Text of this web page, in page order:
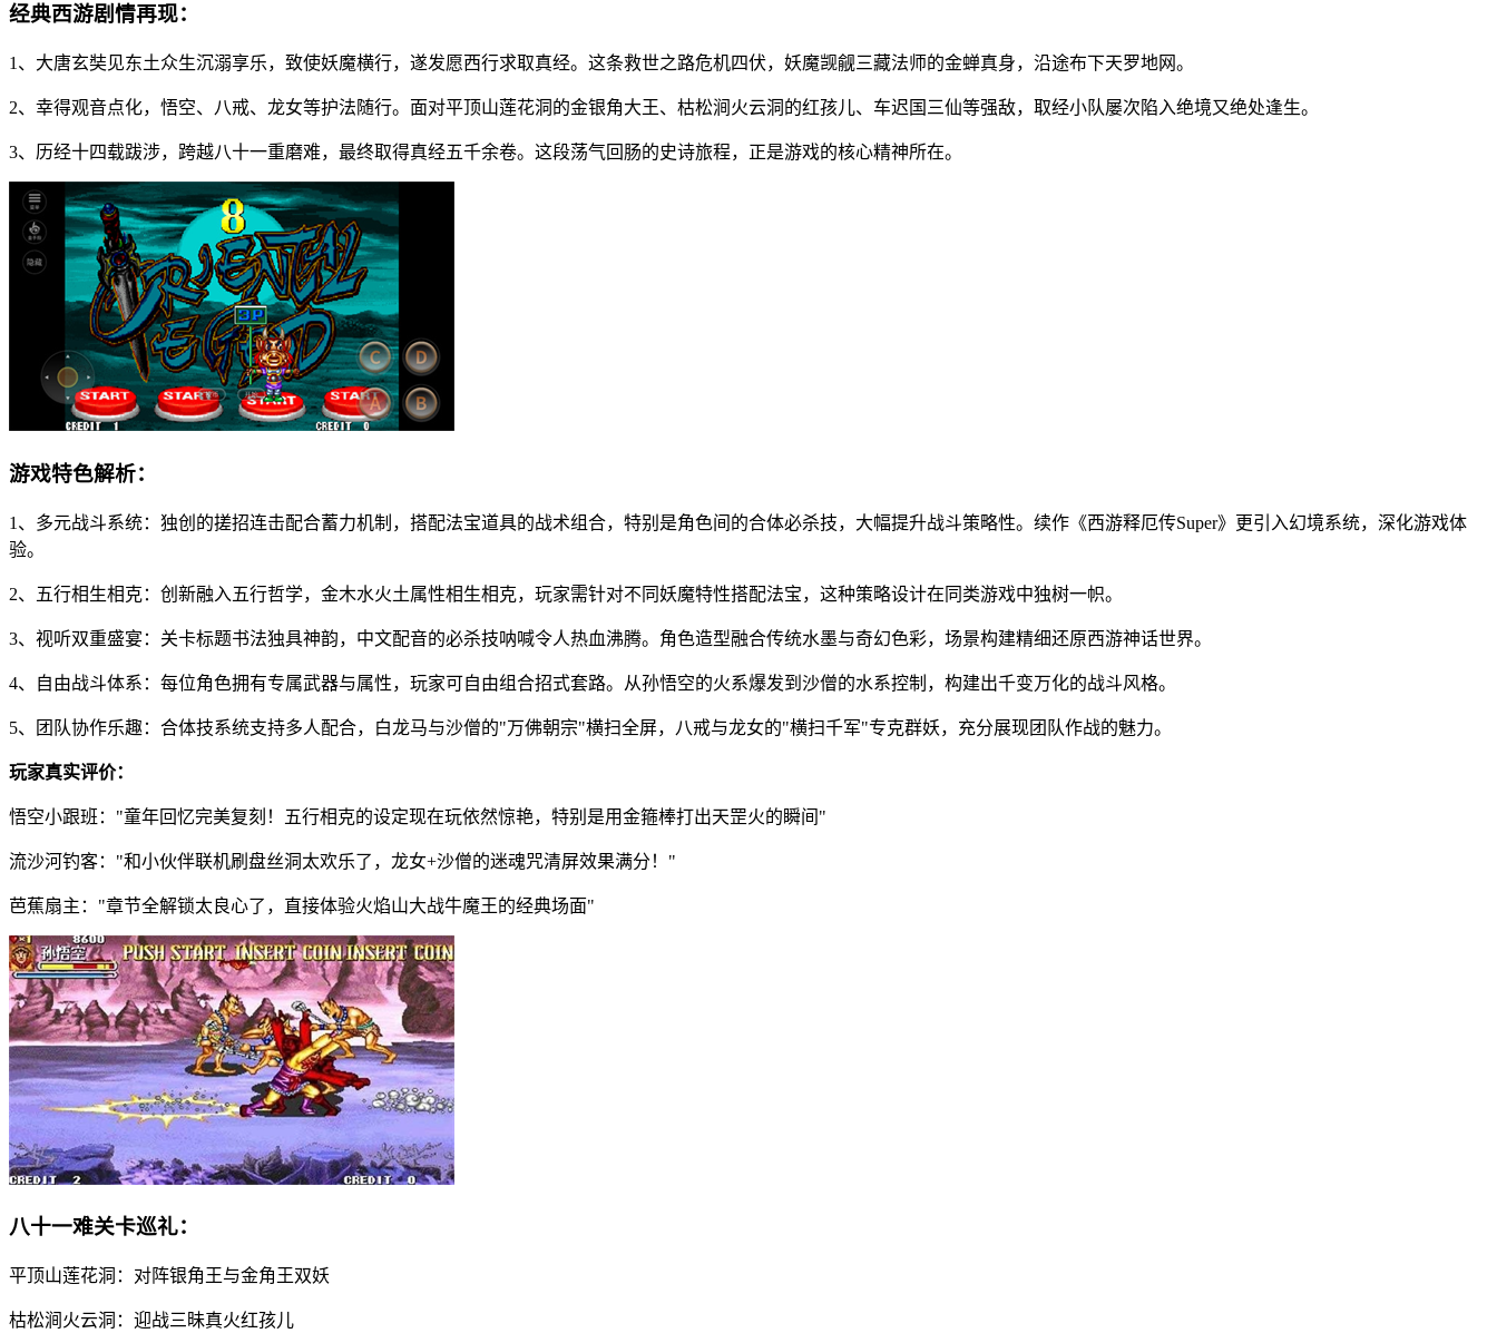
经典西游剧情再现：
1、大唐玄奘见东土众生沉溺享乐，致使妖魔横行，遂发愿西行求取真经。这条救世之路危机四伏，妖魔觊觎三藏法师的金蝉真身，沿途布下天罗地网。
2、幸得观音点化，悟空、八戒、龙女等护法随行。面对平顶山莲花洞的金银角大王、枯松涧火云洞的红孩儿、车迟国三仙等强敌，取经小队屡次陷入绝境又绝处逢生。
3、历经十四载跋涉，跨越八十一重磨难，最终取得真经五千余卷。这段荡气回肠的史诗旅程，正是游戏的核心精神所在。
游戏特色解析：
1、多元战斗系统：独创的搓招连击配合蓄力机制，搭配法宝道具的战术组合，特别是角色间的合体必杀技，大幅提升战斗策略性。续作《西游释厄传Super》更引入幻境系统，深化游戏体
验。
2、五行相生相克：创新融入五行哲学，金木水火土属性相生相克，玩家需针对不同妖魔特性搭配法宝，这种策略设计在同类游戏中独树一帜。
3、视听双重盛宴：关卡标题书法独具神韵，中文配音的必杀技呐喊令人热血沸腾。角色造型融合传统水墨与奇幻色彩，场景构建精细还原西游神话世界。
4、自由战斗体系：每位角色拥有专属武器与属性，玩家可自由组合招式套路。从孙悟空的火系爆发到沙僧的水系控制，构建出千变万化的战斗风格。
5、团队协作乐趣：合体技系统支持多人配合，白龙马与沙僧的"万佛朝宗"横扫全屏，八戒与龙女的"横扫千军"专克群妖，充分展现团队作战的魅力。
玩家真实评价：
悟空小跟班："童年回忆完美复刻！五行相克的设定现在玩依然惊艳，特别是用金箍棒打出天罡火的瞬间"
流沙河钓客："和小伙伴联机刷盘丝洞太欢乐了，龙女+沙僧的迷魂咒清屏效果满分！"
芭蕉扇主："章节全解锁太良心了，直接体验火焰山大战牛魔王的经典场面"
八十一难关卡巡礼：
平顶山莲花洞：对阵银角王与金角王双妖
枯松涧火云洞：迎战三昧真火红孩儿